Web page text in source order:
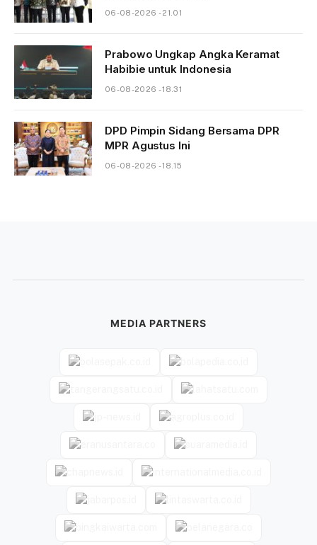
06-08-2026 - 21.01
Prabowo Ungkap Angka Keramat
Habibie untuk Indonesia
06-08-2026 - 18.31
DPD Pimpin Sidang Bersama DPR
MPR Agustus Ini
06-08-2026 - 18.15
MEDIA PARTNERS